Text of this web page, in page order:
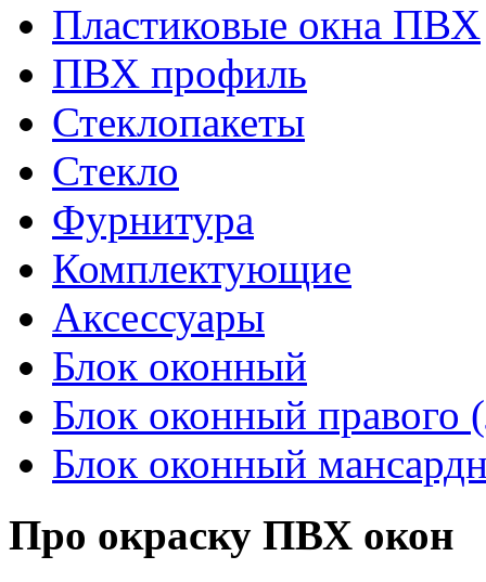
Пластиковые окна ПВХ
ПВХ профиль
Стеклопакеты
Стекло
Фурнитура
Комплектующие
Аксессуары
Блок оконный
Блок оконный правого
Блок оконный
Про окраску ПВХ окон